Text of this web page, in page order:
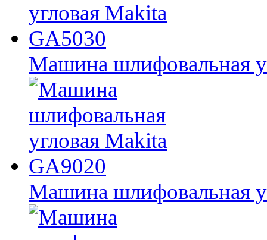
Машина шлифовальная
Машина шлифовальная